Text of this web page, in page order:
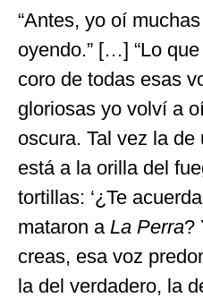
“Antes, yo oí
oyendo.” […] “Lo
coro de todas esas
gloriosas yo volví a
oscura. Tal vez la
está a la orilla del
tortillas: ‘¿Te
mataron a La Perra?
creas, esa voz
la del verdadero, la